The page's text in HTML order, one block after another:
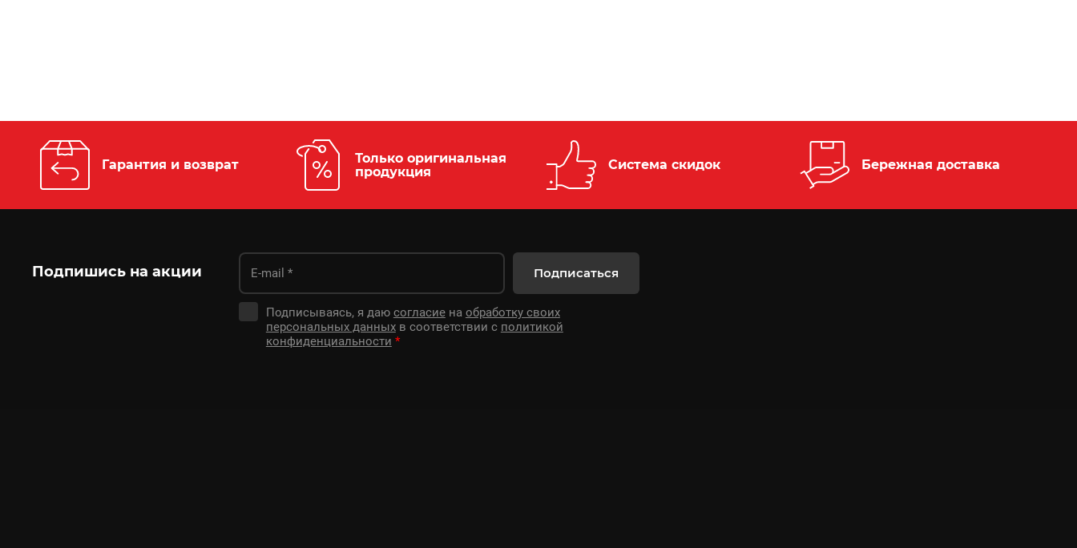
Гарантия и возврат
Только оригинальная
продукция
Система скидок Бережная доставка
Подпишись на акции
Подписываясь, я даю согласиена обработку своих
персональных данныхв соответствии с политикой
конфиденциальности *
Подписаться